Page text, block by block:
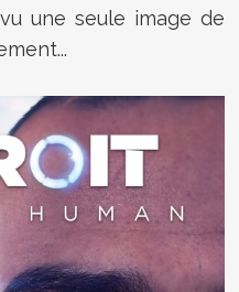
une seule image de